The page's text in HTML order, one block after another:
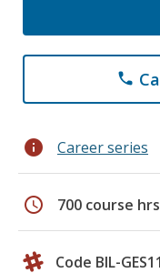
phone
info Career series
schedule 700 course hrs
Code BIL-